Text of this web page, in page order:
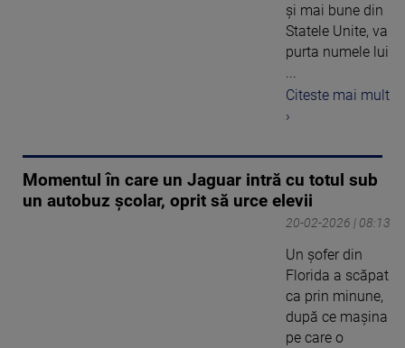
și mai bune din
Statele Unite, va
purta numele lui
...
Citeste mai mult
›
Momentul în care un Jaguar intră cu totul sub
un autobuz școlar, oprit să urce elevii
20-02-2026 | 08:13
Un șofer din
Florida a scăpat
ca prin minune,
după ce mașina
pe care o